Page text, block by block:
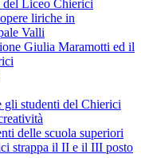
del Liceo Chierici
liriche in
Valli
Giulia Maramotti ed il
gli studenti del Chierici
delle scuola superiori
strappa il II e il III posto